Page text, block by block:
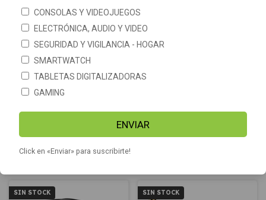
camaras digitales Kodak Av-8
$4.200
SIN STOCK SIN STOCK
CONSOLAS Y VIDEOJUEGOS
ELECTRÓNICA, AUDIO Y VIDEO
SEGURIDAD Y VIGILANCIA - HOGAR
SMARTWATCH
TABLETAS DIGITALIZADORAS
GAMING
ENVIAR
Click en «Enviar» para suscribirte!